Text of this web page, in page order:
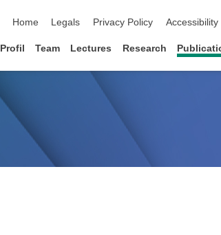
Home
Legals Privacy Policy Accessibility
Profil Team Lectures Research